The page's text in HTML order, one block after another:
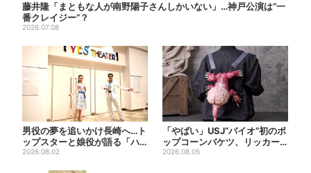
藤井隆「まともな人が南野陽子さんしかいない」…神戸公演は“一
番クレイジー”？
2026.07.08
男役の夢を追いかけ長崎へ…ト
ップスターと娘役が語る「ハ
ウステンボス歌劇団」とは？...
2026.08.02
「やばい」USJ“バイオ”初のポ
ップコーンバケツ、リッカー
が背中に張りつく衝撃デ...
2026.08.05